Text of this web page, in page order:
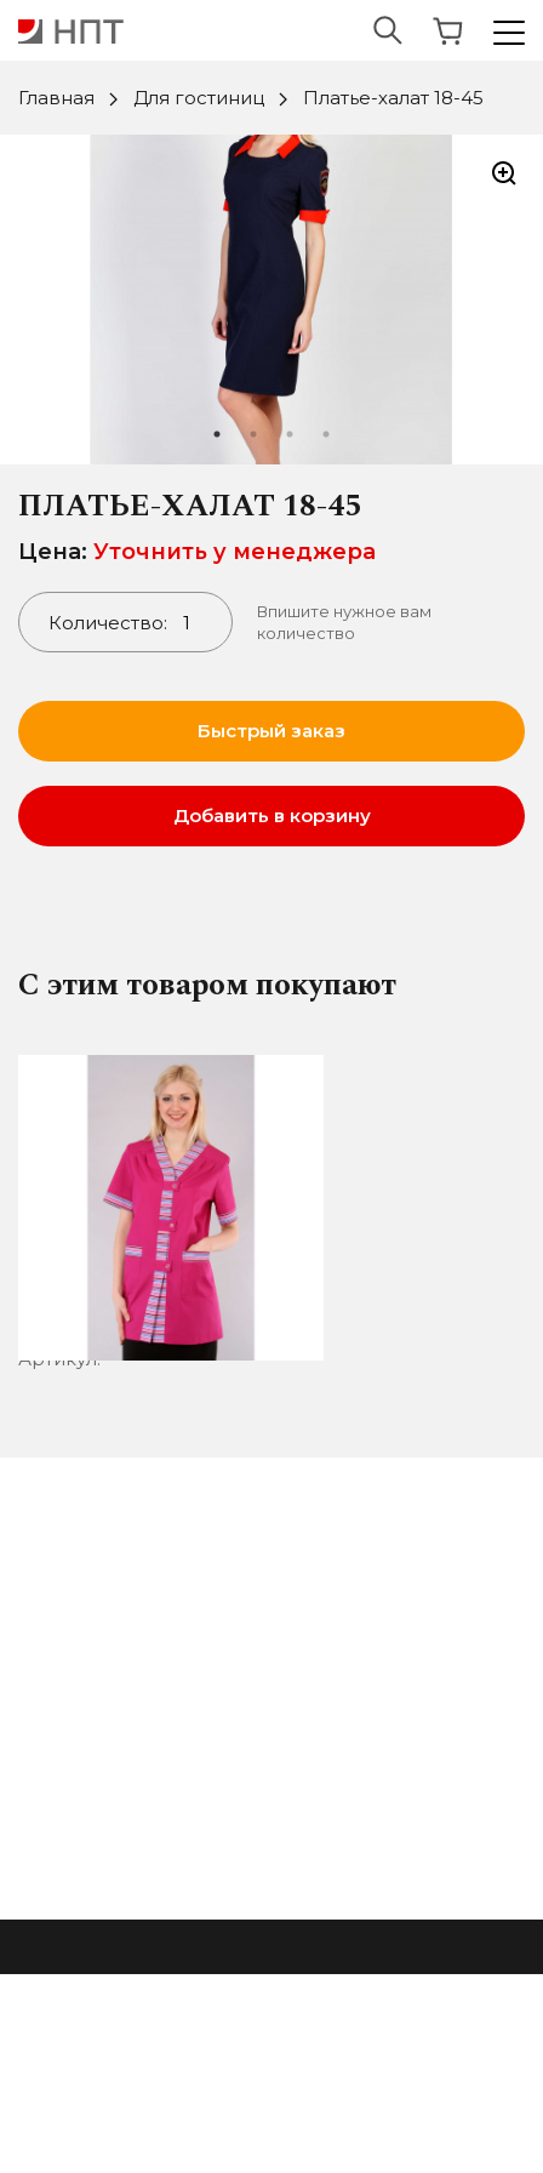
Главная Для гостиниц Платье-халат 18-45
ПЛАТЬЕ-ХАЛАТ 18-45
Цена: Уточнить у менеджера
Количество:
Впишите нужное вам
количество
Быстрый заказ
Добавить в корзину
С этим товаром покупают
Блузон 23-4
Артикул: